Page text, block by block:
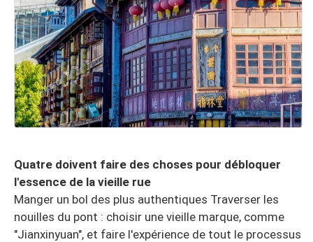
Quatre doivent faire des choses pour débloquer
l'essence de la vieille rue
Manger un bol des plus authentiques Traverser les
nouilles du pont : choisir une vieille marque, comme
"Jianxinyuan", et faire l'expérience de tout le processus